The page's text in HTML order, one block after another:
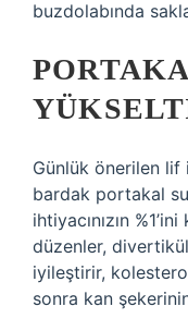
buzdolabında
Günlük önerilen lif
bardak portakal
ihtiyacınızın
düzenler,
iyileştirir,
sonra kan